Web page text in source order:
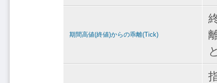
期間高値(終値)からの乖離(Tick)